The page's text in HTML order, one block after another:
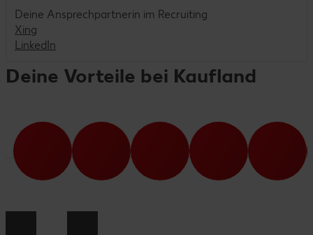
Deine Ansprechpartnerin im Recruiting
Xing
LinkedIn
Deine Vorteile bei Kaufland